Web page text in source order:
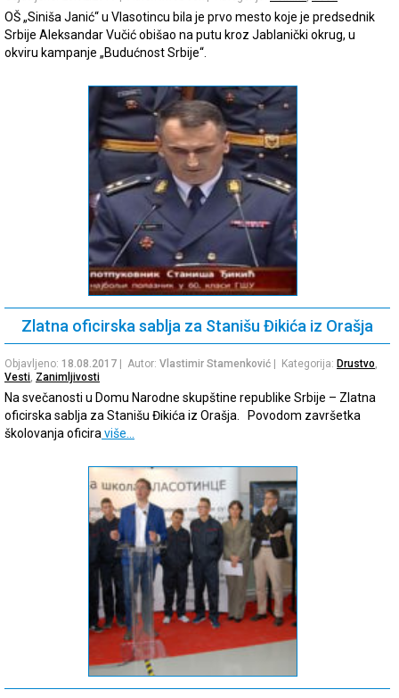
OŠ „Siniša Janić“ u Vlasotincu bila je prvo mesto koje je predsednik
Srbije Aleksandar Vučić obišao na putu kroz Jablanički okrug, u
okviru kampanje „Budućnost Srbije“.
Zlatna oficirska sablja za Stanišu Đikića iz Orašja
Objavljeno: 18.08.2017 | Autor: Vlastimir Stamenković | Kategorija: Drustvo
Vesti Zanimljivosti
Na svečanosti u Domu Narodne skupštine republike Srbije – Zlatna
oficirska sablja za Stanišu Đikića iz Orašja. Povodom završetka
školovanja oficira više…